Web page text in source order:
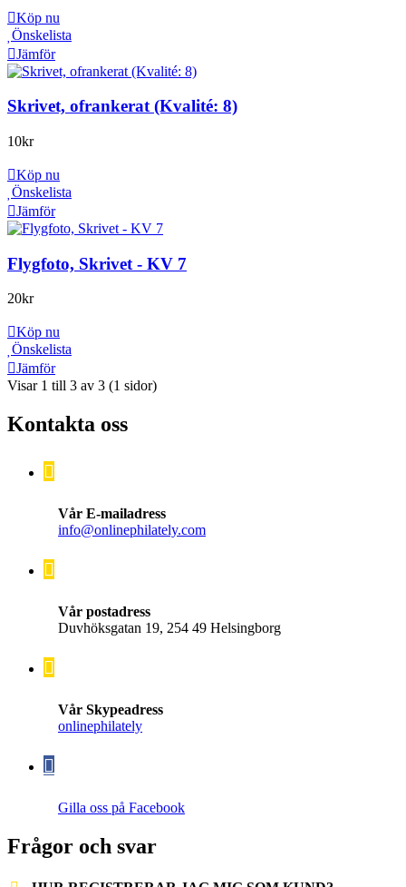
Köp nu
Önskelista
Jämför
Skrivet, ofrankerat (Kvalité: 8)
10kr
Köp nu
Önskelista
Jämför
Flygfoto, Skrivet - KV 7
20kr
Köp nu
Önskelista
Jämför
Visar 1 till 3 av 3 (1 sidor)
Kontakta oss
Vår E-mailadress
info@onlinephilately.com
Vår postadress
Duvhöksgatan 19, 254 49 Helsingborg
Vår Skypeadress
onlinephilately
Gilla oss på Facebook
Frågor och svar